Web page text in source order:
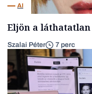
AI
Eljön a láthatatlan
Szalai Péter 7 perc